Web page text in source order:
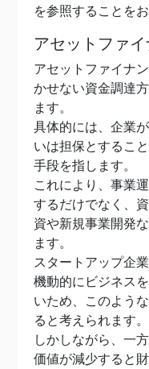
を参照することを
アセットファ
アセットファイナ
かせない資金調達
ます。
具体的には、企業
いは担保とするこ
手段を指します。
これにより、事業
するだけでなく、
資や新規事業開発
ます。
スタートアップ企
機動的にビジネス
いため、このよう
ると考えられます。
しかしながら、一
価値が減少すると